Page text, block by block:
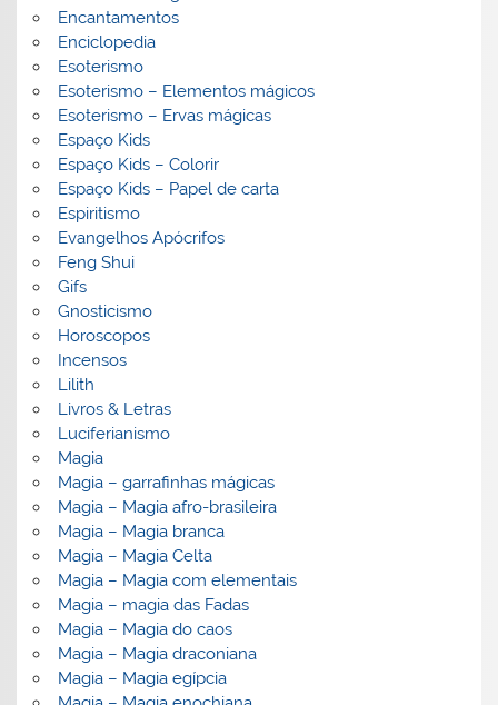
Encantamentos
Enciclopedia
Esoterismo
Esoterismo – Elementos mágicos
Esoterismo – Ervas mágicas
Espaço Kids
Espaço Kids – Colorir
Espaço Kids – Papel de carta
Espiritismo
Evangelhos Apócrifos
Feng Shui
Gifs
Gnosticismo
Horoscopos
Incensos
Lilith
Livros & Letras
Luciferianismo
Magia
Magia – garrafinhas mágicas
Magia – Magia afro-brasileira
Magia – Magia branca
Magia – Magia Celta
Magia – Magia com elementais
Magia – magia das Fadas
Magia – Magia do caos
Magia – Magia draconiana
Magia – Magia egípcia